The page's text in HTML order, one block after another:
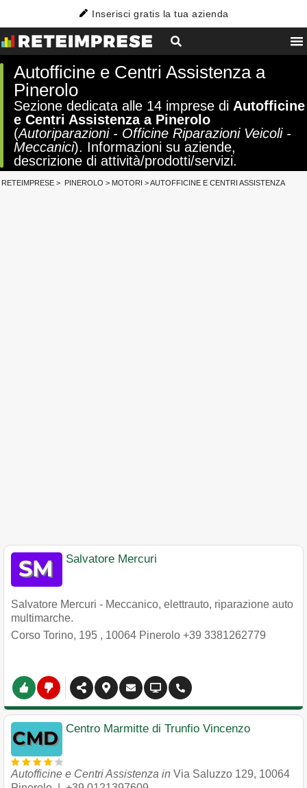
Inserisci gratis la tua azienda
Autofficine e Centri Assistenza a
Pinerolo
Sezione dedicata alle 14 imprese di Autofficine
e Centri Assistenza a Pinerolo
(Autoriparazioni - Officine Riparazioni Veicoli -
Meccanici). Informazioni su aziende,
descrizione di attività/prodotti/servizi.
RETEIMPRESE > PINEROLO > MOTORI >AUTOFFICINE E CENTRI ASSISTENZA
Salvatore Mercuri
Salvatore Mercuri - Meccanico, elettrauto, riparazione auto
multimarche.
Corso Torino, 195 , 10064 Pinerolo +39 3381262779
Centro Marmitte di Trunfio Vincenzo
Autofficine e Centri Assistenza in Via Saluzzo 129, 10064